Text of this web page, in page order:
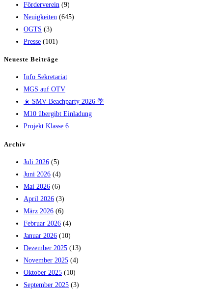
Förderverein (9)
Neuigkeiten (645)
OGTS (3)
Presse (101)
Neueste Beiträge
Info Sekretariat
MGS auf OTV
☀️ SMV-Beachparty 2026 🌴
M10 übergibt Einladung
Projekt Klasse 6
Archiv
Juli 2026 (5)
Juni 2026 (4)
Mai 2026 (6)
April 2026 (3)
März 2026 (6)
Februar 2026 (4)
Januar 2026 (10)
Dezember 2025 (13)
November 2025 (4)
Oktober 2025 (10)
September 2025 (3)